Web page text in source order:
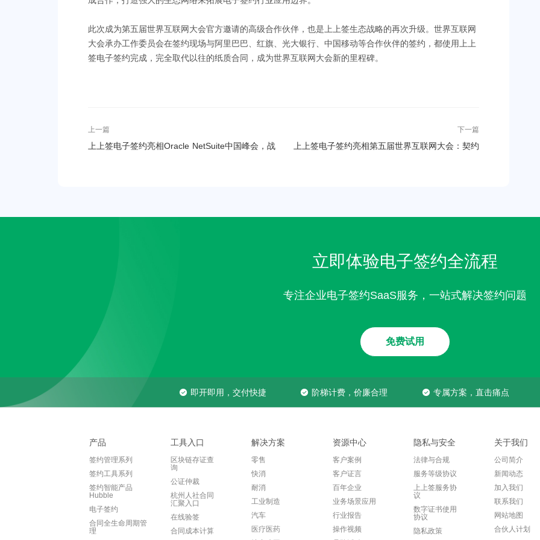
此次成为第五届世界互联网大会官方邀请的高级合作伙伴，也是上上签生态战略的再次升级。世界互联网
大会承办工作委员会在签约现场与阿里巴巴、红旗、光大银行、中国移动等合作伙伴的签约，都使用上上
签电子签约完成，完全取代以往的纸质合同，成为世界互联网大会新的里程碑。
上一篇
上上签电子签约亮相Oracle NetSuite中国峰会，战
下一篇
上上签电子签约亮相第五届世界互联网大会：契约
立即体验电子签约全流程
专注企业电子签约SaaS服务，一站式解决签约问题
免费试用
即开即用，交付快捷 阶梯计费，价廉合理 专属方案，直击痛点
产品
签约管理系列
签约工具系列
签约智能产品
Hubble
电子签约
合同全生命周期管
理
工具入口
区块链存证查
询
公证仲裁
杭州人社合同
汇聚入口
在线验签
合同成本计算
解决方案
零售
快消
耐消
工业制造
汽车
医疗医药
资源中心
客户案例
客户证言
百年企业
业务场景应用
行业报告
操作视频
隐私与安全
法律与合规
服务等级协议
上上签服务协
议
数字证书使用
协议
隐私政策
关于我们
公司简介
新闻动态
加入我们
联系我们
网站地图
合伙人计划